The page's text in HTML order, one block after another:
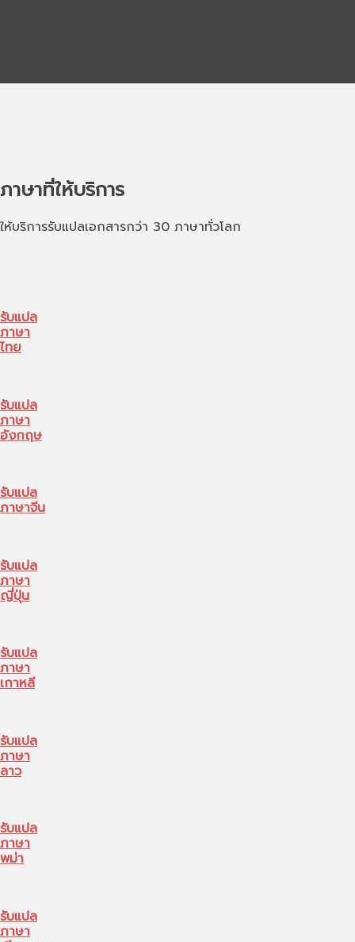
ภาษาที่ให้บริการ
ให้บริการรับแปลเอกสารกว่า 30 ภาษาทั่วโลก
รับแปล
ภาษา
ไทย
รับแปล
ภาษา
อังกฤษ
รับแปล
ภาษาจีน
รับแปล
ภาษา
ญี่ปุ่น
รับแปล
ภาษา
เกาหลี
รับแปล
ภาษา
ลาว
รับแปล
ภาษา
พม่า
รับแปล
ภาษา